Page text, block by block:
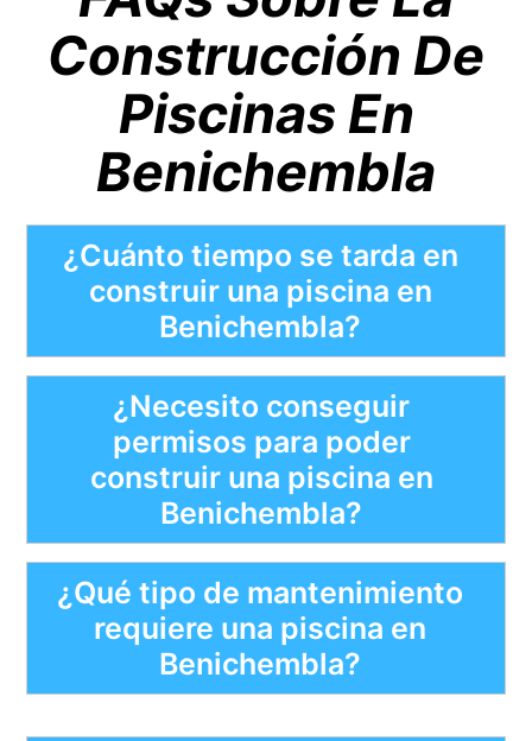
Construcción De
Piscinas En
Benichembla
¿Cuánto tiempo se tarda en
construir una piscina en
Benichembla?
¿Necesito conseguir
permisos para poder
construir una piscina en
Benichembla?
¿Qué tipo de mantenimiento
requiere una piscina en
Benichembla?